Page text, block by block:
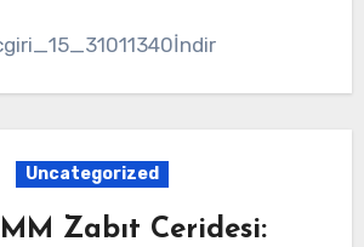
Uncategorized
Zabıt Ceridesi: